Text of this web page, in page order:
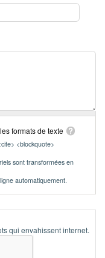
formats de texte
<blockquote>
sont transformées en
automatiquement.
qui envahissent internet.